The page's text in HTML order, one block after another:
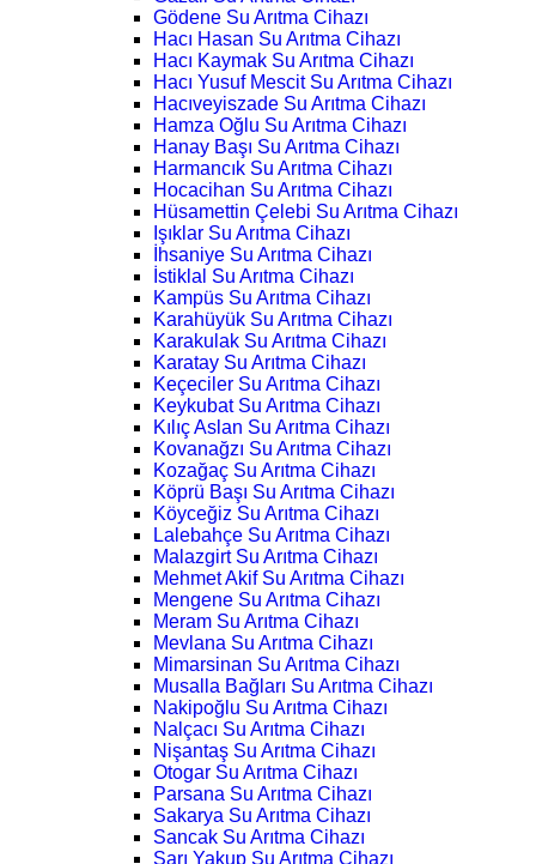
Gödene Su Arıtma Cihazı
Hacı Hasan Su Arıtma Cihazı
Hacı Kaymak Su Arıtma Cihazı
Hacı Yusuf Mescit Su Arıtma Cihazı
Hacıveyiszade Su Arıtma Cihazı
Hamza Oğlu Su Arıtma Cihazı
Hanay Başı Su Arıtma Cihazı
Harmancık Su Arıtma Cihazı
Hocacihan Su Arıtma Cihazı
Hüsamettin Çelebi Su Arıtma Cihazı
Işıklar Su Arıtma Cihazı
İhsaniye Su Arıtma Cihazı
İstiklal Su Arıtma Cihazı
Kampüs Su Arıtma Cihazı
Karahüyük Su Arıtma Cihazı
Karakulak Su Arıtma Cihazı
Karatay Su Arıtma Cihazı
Keçeciler Su Arıtma Cihazı
Keykubat Su Arıtma Cihazı
Kılıç Aslan Su Arıtma Cihazı
Kovanağzı Su Arıtma Cihazı
Kozağaç Su Arıtma Cihazı
Köprü Başı Su Arıtma Cihazı
Köyceğiz Su Arıtma Cihazı
Lalebahçe Su Arıtma Cihazı
Malazgirt Su Arıtma Cihazı
Mehmet Akif Su Arıtma Cihazı
Mengene Su Arıtma Cihazı
Meram Su Arıtma Cihazı
Mevlana Su Arıtma Cihazı
Mimarsinan Su Arıtma Cihazı
Musalla Bağları Su Arıtma Cihazı
Nakipoğlu Su Arıtma Cihazı
Nalçacı Su Arıtma Cihazı
Nişantaş Su Arıtma Cihazı
Otogar Su Arıtma Cihazı
Parsana Su Arıtma Cihazı
Sakarya Su Arıtma Cihazı
Sancak Su Arıtma Cihazı
Sarı Yakup Su Arıtma Cihazı